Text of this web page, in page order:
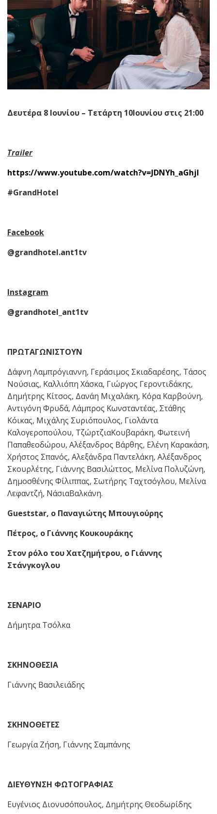
Δευτέρα 8 Ιουνίου – Τετάρτη 10Ιουνίου στις 21:00
Trailer
https://www.youtube.com/watch?v=JDNYh_aGhjI
#GrandHotel
Facebook
@grandhotel.ant1tv
Instagram
@grandhotel_ant1tv
ΠΡΩΤΑΓΩΝΙΣΤΟΥΝ
Δάφνη Λαμπρόγιαννη, Γεράσιμος Σκιαδαρέσης, Τάσος
Νούσιας, Καλλιόπη Χάσκα, Γιώργος Γεροντιδάκης,
Δημήτρης Κίτσος, Δανάη Μιχαλάκη, Κόρα Καρβούνη,
Αντιγόνη Φρυδά, Λάμπρος Κωνσταντέας, Στάθης
Κόικας, Μιχάλης Συριόπουλος, Γιολάντα
Καλογεροπούλου, ΤζώρτζιαΚουβαράκη, Φωτεινή
Παπαθεοδώρου, Αλέξανδρος Βάρθης, Ελένη Καρακάση,
Χρήστος Σπανός, Αλεξάνδρα Παντελάκη, Αλέξανδρος
Σκουρλέτης, Γιάννης Βασιλώττος, Μελίνα Πολυζώνη,
Δημοσθένης Φίλιππας, Σωτήρης Ταχτσόγλου, Μελίνα
Λεφαντζή, ΝάσιαΒαλκάνη.
Gueststar, ο Παναγιώτης Μπουγιούρης
Πέτρος, ο Γιάννης Κουκουράκης
Στον ρόλο του Χατζημήτρου, ο Γιάννης
Στάνγκογλου
ΣΕΝΑΡΙΟ
Δήμητρα Τσόλκα
ΣΚΗΝΟΘΕΣΙΑ
Γιάννης Βασιλειάδης
ΣΚΗΝΟΘΕΤΕΣ
Γεωργία Ζήση, Γιάννης Σαμπάνης
ΔΙΕΥΘΥΝΣΗ ΦΩΤΟΓΡΑΦΙΑΣ
Ευγένιος Διονυσόπουλος, Δημήτρης Θεοδωρίδης